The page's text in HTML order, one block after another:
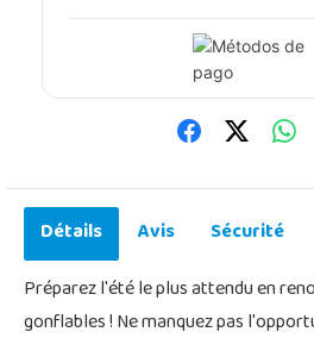
Détails Avis
Sécurité
Préparez l'été le plus attendu en
gonflables ! Ne manquez pas